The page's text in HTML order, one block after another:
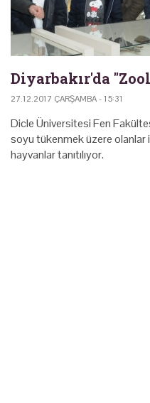
Diyarbakır'da
27.12.2017 ÇARŞAMBA - 15:31
Dicle Üniversitesi Fen
soyu tükenmek üzere olanlar
hayvanlar tanıtılıyor.